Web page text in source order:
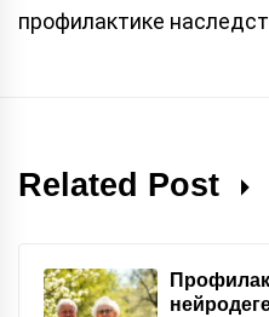
профилактике
Related Post